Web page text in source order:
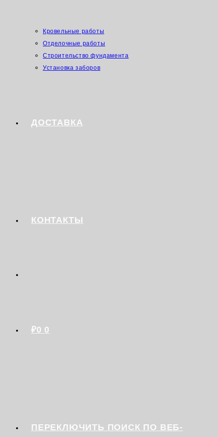
Кровельные работы
Отделочные работы
Строительство фундамента
Установка заборов
ДОСТАВКА
КОНТАКТЫ
₽0 0
ПЕРЕКЛЮЧИТЬ ПОИСК ПО ВЕБ-